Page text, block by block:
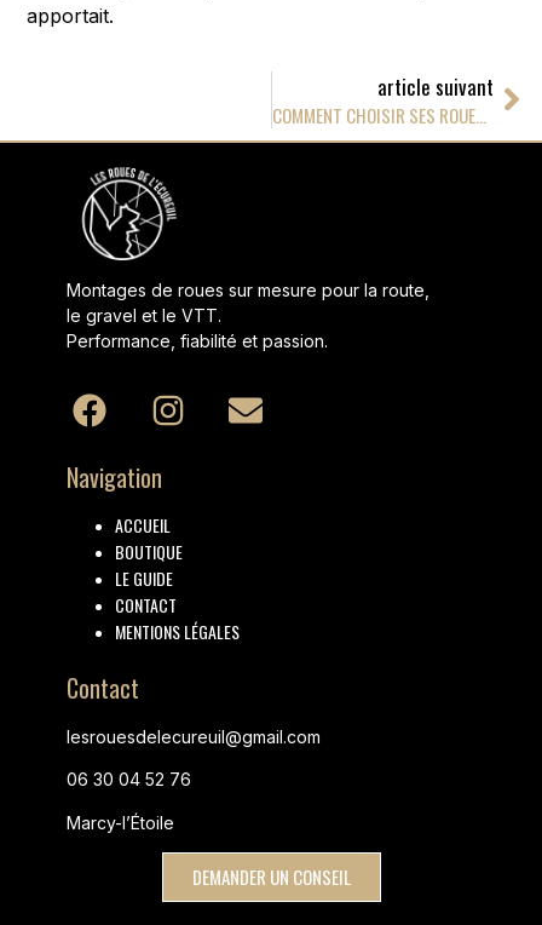
apportait.
article suivant
COMMENT CHOISIR SES ROUES GRAVEL ?
Montages de roues sur mesure pour la route,
le gravel et le VTT.
Performance, fiabilité et passion.
Navigation
ACCUEIL
BOUTIQUE
LE GUIDE
CONTACT
MENTIONS LÉGALES
Contact
lesrouesdelecureuil@gmail.com
06 30 04 52 76
Marcy-l’Étoile
DEMANDER UN CONSEIL